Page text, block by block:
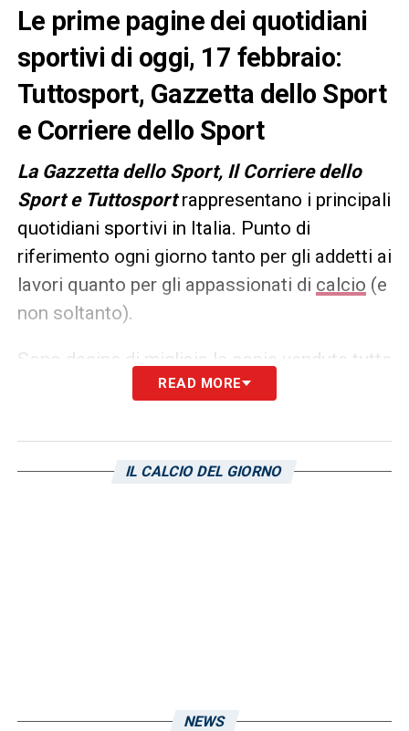
Le prime pagine dei quotidiani
sportivi di oggi, 17 febbraio:
Tuttosport, Gazzetta dello Sport
e Corriere dello Sport
La Gazzetta dello Sport, Il Corriere dello
Sport e Tuttosportrappresentano i principali
quotidiani sportivi in Italia. Punto di
riferimento ogni giorno tanto per gli addetti ai
lavori quanto per gli appassionati di calcio (e
non soltanto).
Sono decine di migliaia le copie vendute tutte
le mattine in edicola, ma un’anteprima dei
già dalla sera precedente. Ecco, allora, le
prime pagine deiQuotidiani Sportividioggi
READ MORE
IL CALCIO DEL GIORNO
NEWS